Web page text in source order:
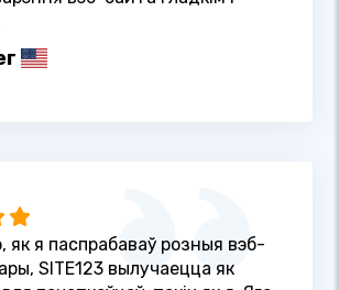
як я паспрабаваў розныя вэб-
SITE123 вылучаецца як